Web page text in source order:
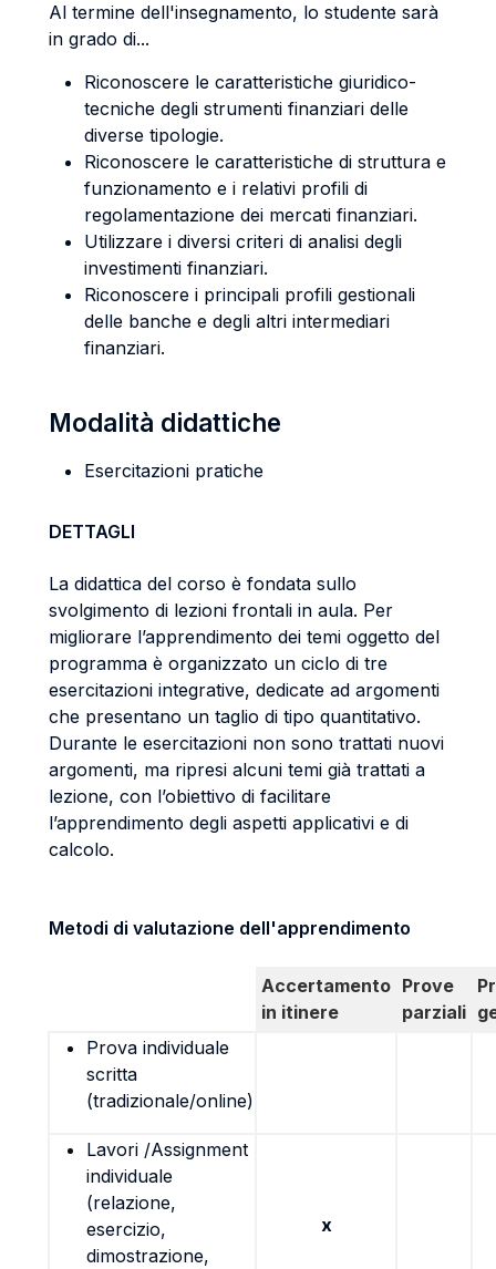
Al termine dell'insegnamento, lo studente sarà
in grado di...
Riconoscere le caratteristiche giuridico-
tecniche degli strumenti finanziari delle
diverse tipologie.
Riconoscere le caratteristiche di struttura e
funzionamento e i relativi profili di
regolamentazione dei mercati finanziari.
Utilizzare i diversi criteri di analisi degli
investimenti finanziari.
Riconoscere i principali profili gestionali
delle banche e degli altri intermediari
finanziari.
Modalità didattiche
Esercitazioni pratiche
DETTAGLI
La didattica del corso è fondata sullo
svolgimento di lezioni frontali in aula. Per
migliorare l’apprendimento dei temi oggetto del
programma è organizzato un ciclo di tre
esercitazioni integrative, dedicate ad argomenti
che presentano un taglio di tipo quantitativo.
Durante le esercitazioni non sono trattati nuovi
argomenti, ma ripresi alcuni temi già trattati a
lezione, con l’obiettivo di facilitare
l’apprendimento degli aspetti applicativi e di
calcolo.
Metodi di valutazione dell'apprendimento
Accertamento
in itinere
Prove
parziali
Prova individuale
scritta
(tradizionale/online)
Lavori /Assignment
individuale
(relazione,
esercizio,
dimostrazione,
x